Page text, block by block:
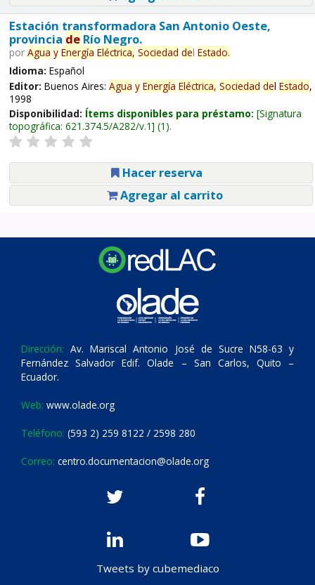
Estación transformadora San Antonio Oeste,
provincia deRío Negro.
por Agua y Energía Eléctrica, Sociedad del Estado.
Idioma: Español
Editor: Buenos Aires: Agua y Energía Eléctrica, Sociedad del Estado,
1998
Disponibilidad: Ítems disponibles para préstamo: Signatura
topográfica: 621.374.5/A282/v.1 (1).
Hacer reserva
Agregar al carrito
Dirección: Av. Mariscal Antonio José de Sucre N58-63 y
Fernández Salvador Edif. Olade – San Carlos, Quito –
Ecuador.
Web: www.olade.org
Teléfono: (593 2) 259 8122 / 2598 280
Correo: centro.documentacion@olade.org
Tweets by cubemediaco